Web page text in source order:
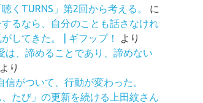
くTURNS」第2回から考える。
に
るなら、自分のことも話さなけれ
してきた。 | ギフップ！
より
は、諦めることであり、諦めない
より
信がついて、行動が変わった。
、たび」の更新を続ける上田紋さん